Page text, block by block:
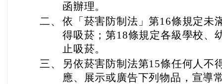
函辦理。
二、 依「菸害防制法」第16條規定未
得吸菸；第18條規定各級學校
止吸菸。
三、
另依菸害防制法第15條任何人不
應、展示或廣告下列物品，宣導